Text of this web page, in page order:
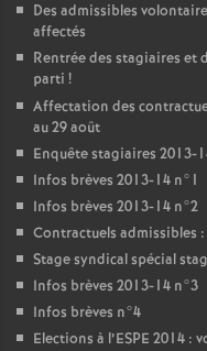
Des admissibles
affectés
Rentrée des stagiaires et
parti !
Affectation des
au 29 août
Enquête stagiaires 2013-
Infos brèves 2013-14 n°1
Infos brèves 2013-14 n°2
Contractuels admissibles
Stage syndical spécial
Infos brèves 2013-14 n°3
Infos brèves n°4
Elections à l’ESPE 2014 :